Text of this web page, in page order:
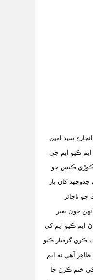
سيد امين
ڪيو ايم جي
ڪوڙي ڪيس جو
کان باز
ناجائز
جون بغير
ايم ڪيو ايم کي
گرفتار ڪيو
آهي ته ايم
کي ختم ڪرڻ جا